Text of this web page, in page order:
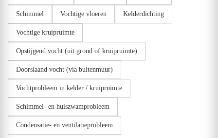
Schimmel Vochtige vloeren Kelderdichting
Vochtige kruipruimte
Opstijgend vocht (uit grond of kruipruimte)
Doorslaand vocht (via buitenmuur)
Vochtprobleem in kelder / kruipruimte
Schimmel- en huiszwamprobleem
Condensatie- en ventilatieprobleem